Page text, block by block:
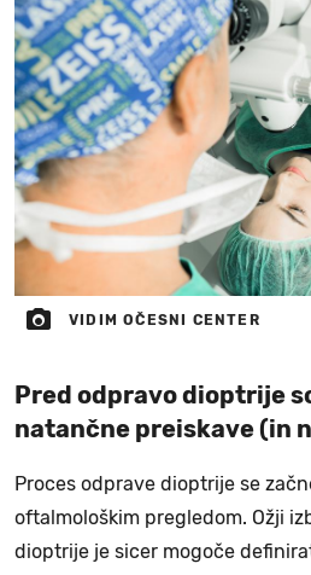
VIDIM OČESNI CENTER
Pred odpravo dioptrije
natančne preiskave (in
Proces odprave dioptrije se
oftalmološkim pregledom. Ožji
dioptrije je sicer mogoče